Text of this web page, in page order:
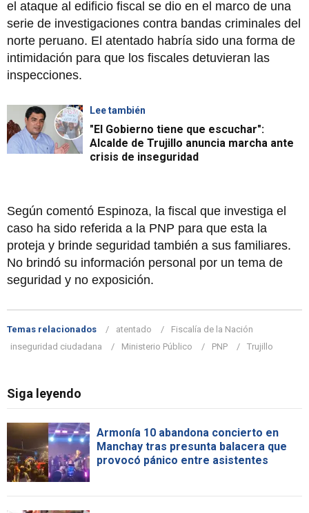
el ataque al edificio fiscal se dio en el marco de una
serie de investigaciones contra bandas criminales del
norte peruano. El atentado habría sido una forma de
intimidación para que los fiscales detuvieran las
inspecciones.
Lee también
"El Gobierno tiene que escuchar":
Alcalde de Trujillo anuncia marcha ante
crisis de inseguridad
Según comentó Espinoza, la fiscal que investiga el
caso ha sido referida a la PNP para que esta la
proteja y brinde seguridad también a sus familiares.
No brindó su información personal por un tema de
seguridad y no exposición.
Temas relacionados atentado
Fiscalía de la Nación
inseguridad ciudadana
Ministerio Público PNP Trujillo
Siga leyendo
Armonía 10 abandona concierto en
Manchay tras presunta balacera que
provocó pánico entre asistentes